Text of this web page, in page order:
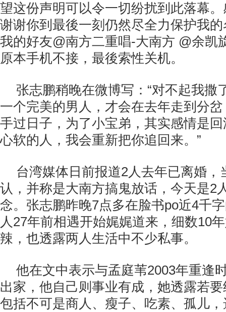
望这份声明可以令一切纷扰到此落幕
谢谢你到最後一刻仍然尽全力保护我
我的好友@南方二重唱-大南方 @余凯
原本手机不接，最後索性关机。
张志鹏稍晚在微博写：“对不起我撒
一个完美的男人，才会在去年走到分
手过日子，为了小宝弟，其实感情是
心软的人，我会重新把你追回来。”
台湾媒体日前报道2人去年已离婚，
认，并称是大南方搞鬼放话，今天是2
念。张志鹏昨晚7点多在脸书po近4千
人27年前相遇开始娓娓道来，细数10
辣，也透露两人生活中不少私事。
他在文中表示与孟庭苇2003年重逢
出家，他自己则事业有成，她透露若
包括不可是商人、瘦子、吃素、孤儿